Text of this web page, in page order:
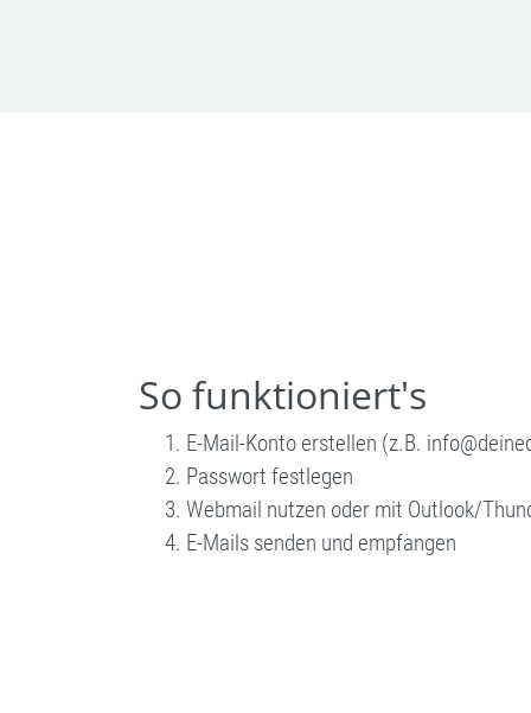
So funktioniert's
E-Mail-Konto erstellen (z.B.
Passwort festlegen
Webmail nutzen oder mit Outlook/
E-Mails senden und empfangen